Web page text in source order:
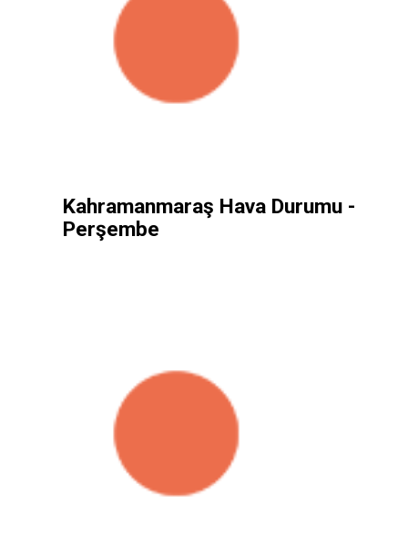
Kahramanmaraş Hava Durumu -
Perşembe